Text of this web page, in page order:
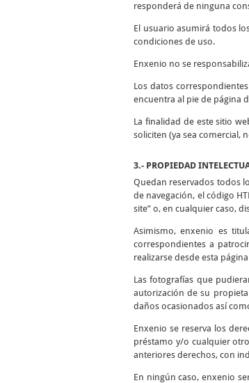
responderá de ninguna
El usuario asumirá todos
condiciones de uso.
Enxenio no se
Los datos
encuentra al pie de página
La finalidad de este sitio
soliciten (ya sea comercial,
3.- PROPIEDAD
Quedan reservados todos
de navegación, el código
site” o, en cualquier caso,
Asimismo, enxenio es
correspondientes a
realizarse desde esta
Las fotografías que
autorización de su
daños ocasionados así
Enxenio se reserva los
préstamo y/o cualquier
anteriores derechos, con
En ningún caso, enxenio